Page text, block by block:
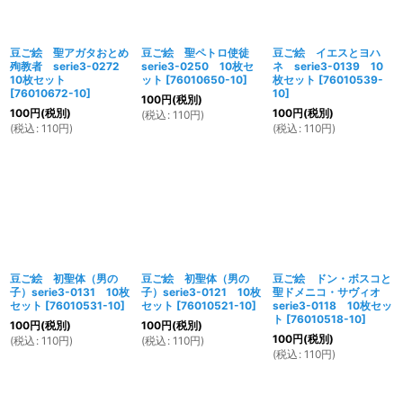
豆ご絵 聖アガタおとめ
殉教者 serie3-0272
10枚セット
[76010672-10]
100円(税別)
(税込 : 110円)
豆ご絵 聖ペトロ使徒
serie3-0250 10枚セ
ット [76010650-10]
100円(税別)
(税込 : 110円)
豆ご絵 イエスとヨハ
ネ serie3-0139 10
枚セット [76010539-
10]
100円(税別)
(税込 : 110円)
豆ご絵 初聖体（男の
子）serie3-0131 10枚
セット [76010531-10]
100円(税別)
(税込 : 110円)
豆ご絵 初聖体（男の
子）serie3-0121 10枚
セット [76010521-10]
100円(税別)
(税込 : 110円)
豆ご絵 ドン・ボスコと
聖ドメニコ・サヴィオ
serie3-0118 10枚セッ
ト [76010518-10]
100円(税別)
(税込 : 110円)